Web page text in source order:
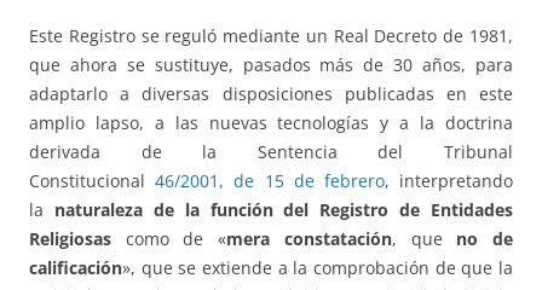
Este Registro se reguló mediante un Real Decreto de 1981,
que ahora se sustituye, pasados más de 30 años, para
adaptarlo a diversas disposiciones publicadas en este
amplio lapso, a las nuevas tecnologías y a la doctrina
derivada de la Sentencia del Tribunal
Constitucional46/2001, de 15 de febrero, interpretando
la naturaleza de la función del Registro de Entidades
Religiosas como de «mera constatación, que no de
calificación», que se extiende a la comprobación de que la